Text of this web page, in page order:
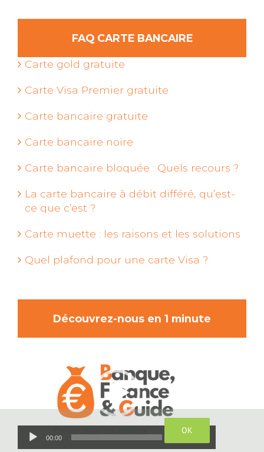
FAQ CARTE BANCAIRE
Carte gold gratuite
Carte Visa Premier gratuite
Carte bancaire gratuite
Carte bancaire noire
Carte bancaire bloquée : Quels recours ?
La carte bancaire à débit différé, qu’est-
ce que c’est ?
Carte muette : les raisons et les solutions
Quel plafond pour une carte Visa ?
Découvrez-nous en 1 minute
00:00
OK